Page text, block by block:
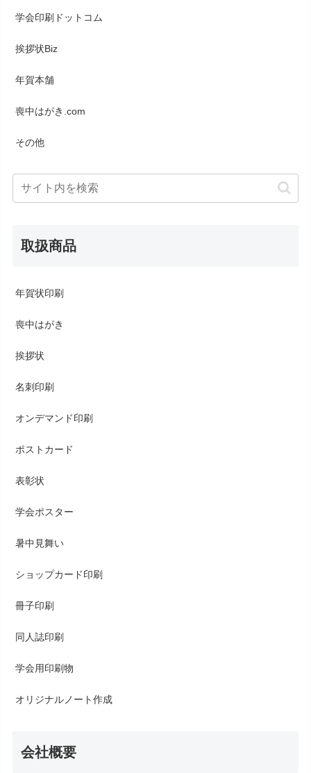
学会印刷ドットコム
挨拶状Biz
年賀本舗
喪中はがき.com
その他
取扱商品
年賀状印刷
喪中はがき
挨拶状
名刺印刷
オンデマンド印刷
ポストカード
表彰状
学会ポスター
暑中見舞い
ショップカード印刷
冊子印刷
同人誌印刷
学会用印刷物
オリジナルノート作成
会社概要